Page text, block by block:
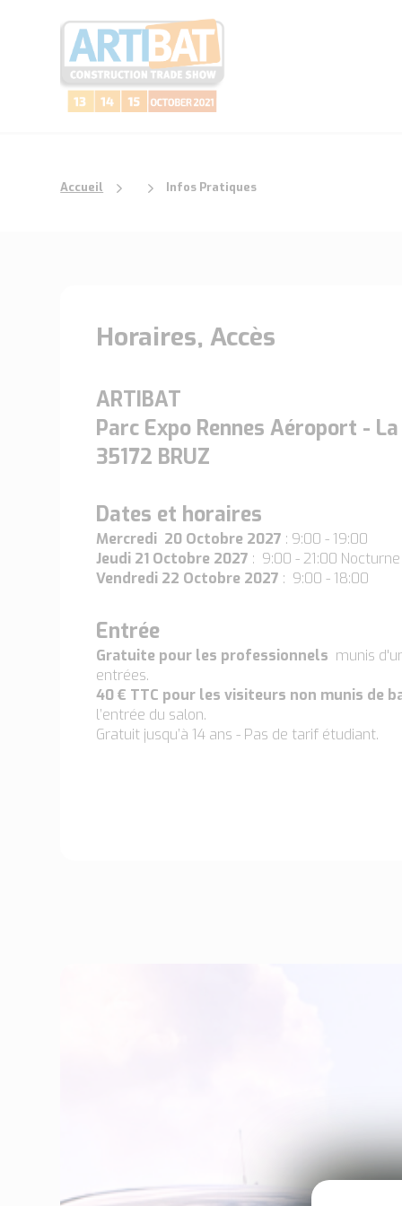
Accueil Infos Pratiques
Horaires, Accès
ARTIBAT
Parc Expo Rennes Aéroport -
35172 BRUZ
Dates et horaires
Mercredi 20 Octobre 2027 : 9:00 - 19:00
Jeudi 21 Octobre 2027 : 9:00 - 21:00 Nocturne
Vendredi 22 Octobre 2027 : 9:00 - 18:00
Entrée
Gratuite pour les professionnels munis
entrées.
40 € TTC pour les visiteurs non munis de
l’entrée du salon.
Gratuit jusqu’à 14 ans - Pas de tarif étudiant.